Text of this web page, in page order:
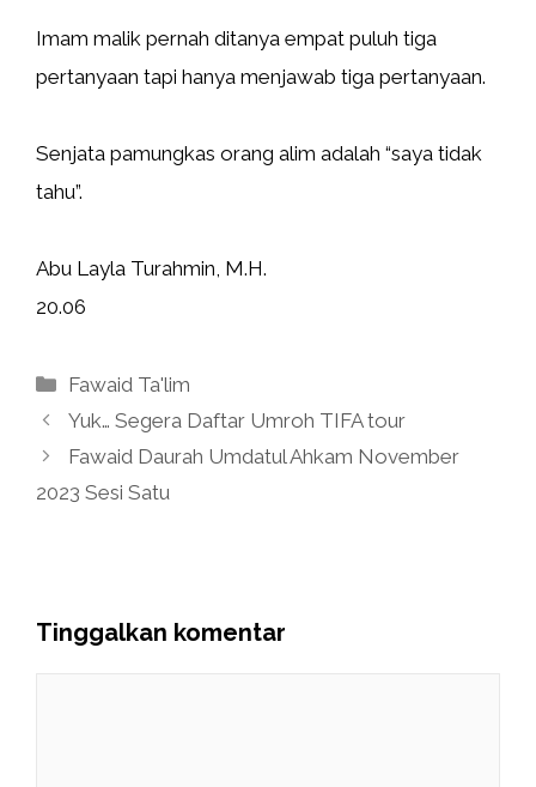
Imam malik pernah ditanya empat puluh tiga
pertanyaan tapi hanya menjawab tiga pertanyaan.
Senjata pamungkas orang alim adalah “saya tidak
tahu”.
Abu Layla Turahmin, M.H.
20.06
Kategori
Fawaid Ta'lim
Yuk… Segera Daftar Umroh TIFA tour
Fawaid Daurah Umdatul Ahkam November
2023 Sesi Satu
Tinggalkan komentar